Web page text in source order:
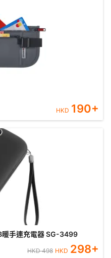
HKD 190+
手連充電器 SG-3499
HKD498 HKD 298+